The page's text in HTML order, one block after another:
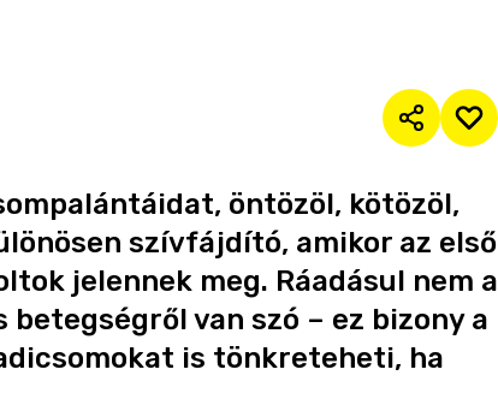
öntözöl, kötözöl,
szívfájdító, amikor az első
jelennek meg. Ráadásul nem a
van szó – ez bizony a
is tönkreteheti, ha